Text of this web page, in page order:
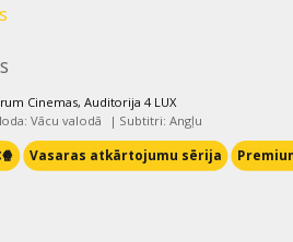
Cinemas, Auditorija 4 LUX
Vācu valodā
| Subtitri: Angļu
Vasaras atkārtojumu sērija